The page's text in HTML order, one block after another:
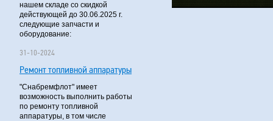
нашем складе со скидкой
действующей до 30.06.2025 г.
следующие запчасти и
оборудование:
31-10-2024
Ремонт топливной аппаратуры
"Снабремфлот" имеет
возможность выполнить работы
по ремонту топливной
аппаратуры, в том числе